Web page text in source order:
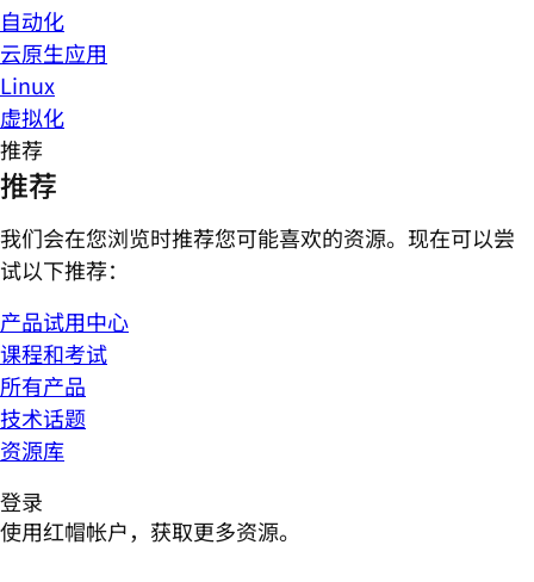
自动化
云原生应用
Linux
虚拟化
推荐
推荐
我们会在您浏览时推荐您可能喜欢的资源。现在可以尝
试以下推荐：
产品试用中心
课程和考试
所有产品
技术话题
资源库
登录
使用红帽帐户，获取更多资源。